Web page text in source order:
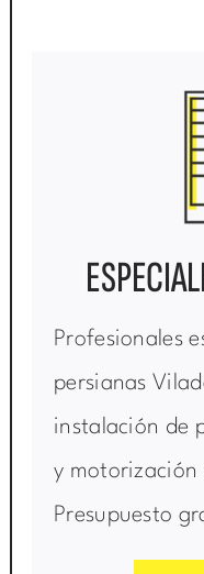
Profesionales
persianas
instalación de
y motorización
Presupuesto